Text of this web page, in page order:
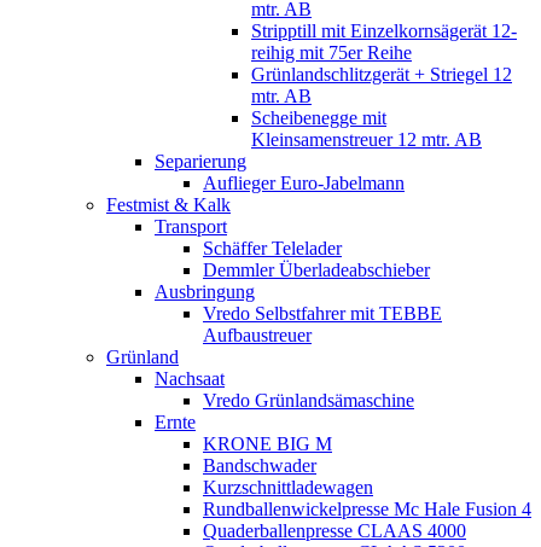
mtr. AB
Stripptill mit Einzelkornsägerät 12-
reihig mit 75er Reihe
Grünlandschlitzgerät + Striegel 12
mtr. AB
Scheibenegge mit
Kleinsamenstreuer 12 mtr. AB
Separierung
Auflieger Euro-Jabelmann
Festmist & Kalk
Transport
Schäffer Telelader
Demmler Überladeabschieber
Ausbringung
Vredo Selbstfahrer mit TEBBE
Aufbaustreuer
Grünland
Nachsaat
Vredo Grünlandsämaschine
Ernte
KRONE BIG M
Bandschwader
Kurzschnittladewagen
Rundballenwickelpresse Mc Hale Fusion 4
Quaderballenpresse CLAAS 4000